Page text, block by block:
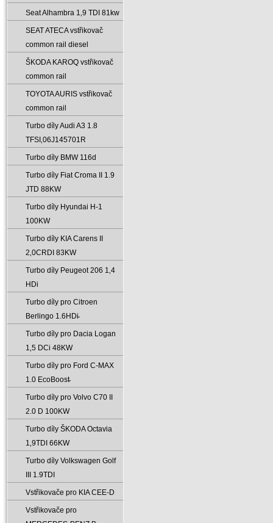
Seat Alhambra 1‚9 TDI 81kw
SEAT ATECA vstřikovač
common rail diesel
ŠKODA KAROQ vstřikovač
common rail
TOYOTA AURIS vstřikovač
common rail
Turbo díly Audi A3 1.8
TFSI‚06J145701R
Turbo díly BMW 116d
Turbo díly Fiat Croma II 1.9
JTD 88KW
Turbo díly Hyundai H-1
100KW
Turbo díly KIA Carens II
2‚0CRDI 83KW
Turbo díly Peugeot 206 1‚4
HDi
Turbo díly pro Citroen
Berlingo 1.6HDi̵
Turbo díly pro Dacia Logan
1‚5 DCi 48KW
Turbo díly pro Ford C-MAX
1.0 EcoBoost̵
Turbo díly pro Volvo C70 II
2.0 D 100KW
Turbo díly ŠKODA Octavia
1‚9TDI 66KW
Turbo díly Volkswagen Golf
III 1.9TDI
Vstřikovače pro KIA CEE-D
Vstřikovače pro